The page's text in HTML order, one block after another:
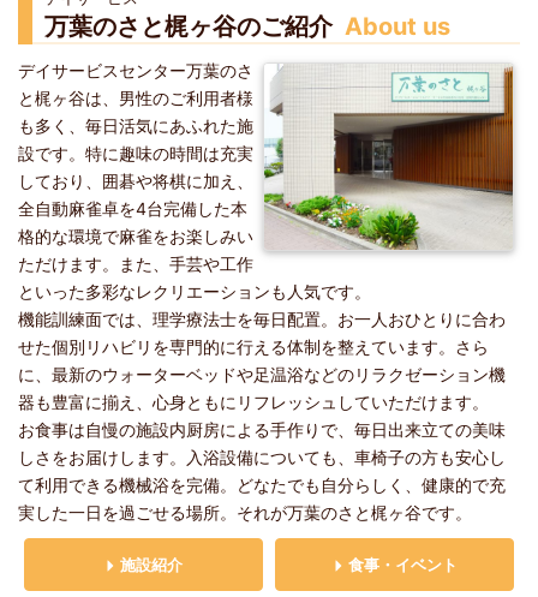
万葉のさと梶ヶ谷のご紹介 About us
デイサービスセンター万葉のさ
と梶ヶ谷は、男性のご利用者様
も多く、毎日活気にあふれた施
設です。特に趣味の時間は充実
しており、囲碁や将棋に加え、
全自動麻雀卓を4台完備した本
格的な環境で麻雀をお楽しみい
ただけます。また、手芸や工作
といった多彩なレクリエーションも人気です。
機能訓練面では、理学療法士を毎日配置。お一人おひとりに合わ
せた個別リハビリを専門的に行える体制を整えています。さら
に、最新のウォーターベッドや足温浴などのリラクゼーション機
器も豊富に揃え、心身ともにリフレッシュしていただけます。
お食事は自慢の施設内厨房による手作りで、毎日出来立ての美味
しさをお届けします。入浴設備についても、車椅子の方も安心し
て利用できる機械浴を完備。どなたでも自分らしく、健康的で充
実した一日を過ごせる場所。それが万葉のさと梶ヶ谷です。
施設紹介 食事・イベント